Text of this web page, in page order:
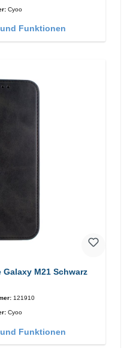
Cyoo
Funktionen
M21 Schwarz
121910
Cyoo
Funktionen